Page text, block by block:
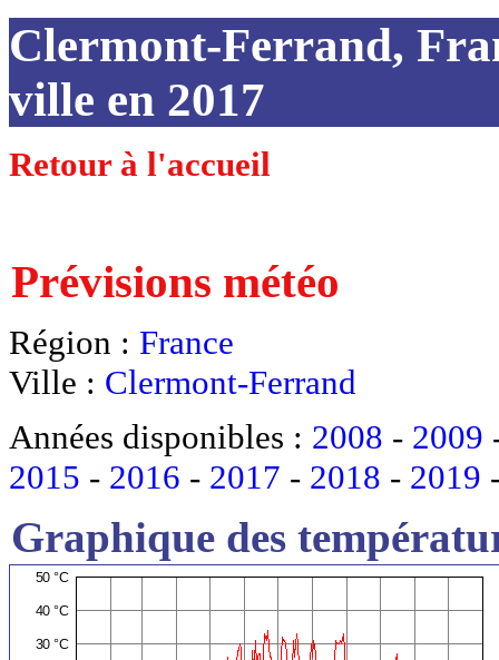
Clermont-Ferrand,
ville en 2017
Retour à l'accueil
Prévisions météo
Région : France
Ville : Clermont-Ferrand
Années disponibles : 2008 - 2009
2015 - 2016 - 2017 - 2018 - 2019
Graphique des